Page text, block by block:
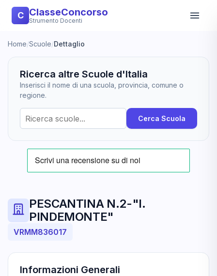
C ClasseConcorso
Strumento Docenti
Home/Scuole/Dettaglio
Ricerca altre Scuole d'Italia
Inserisci il nome di una scuola, provincia, comune o
regione.
Cerca Scuola
PESCANTINA N.2-"I.
PINDEMONTE"
VRMM836017
Informazioni Generali